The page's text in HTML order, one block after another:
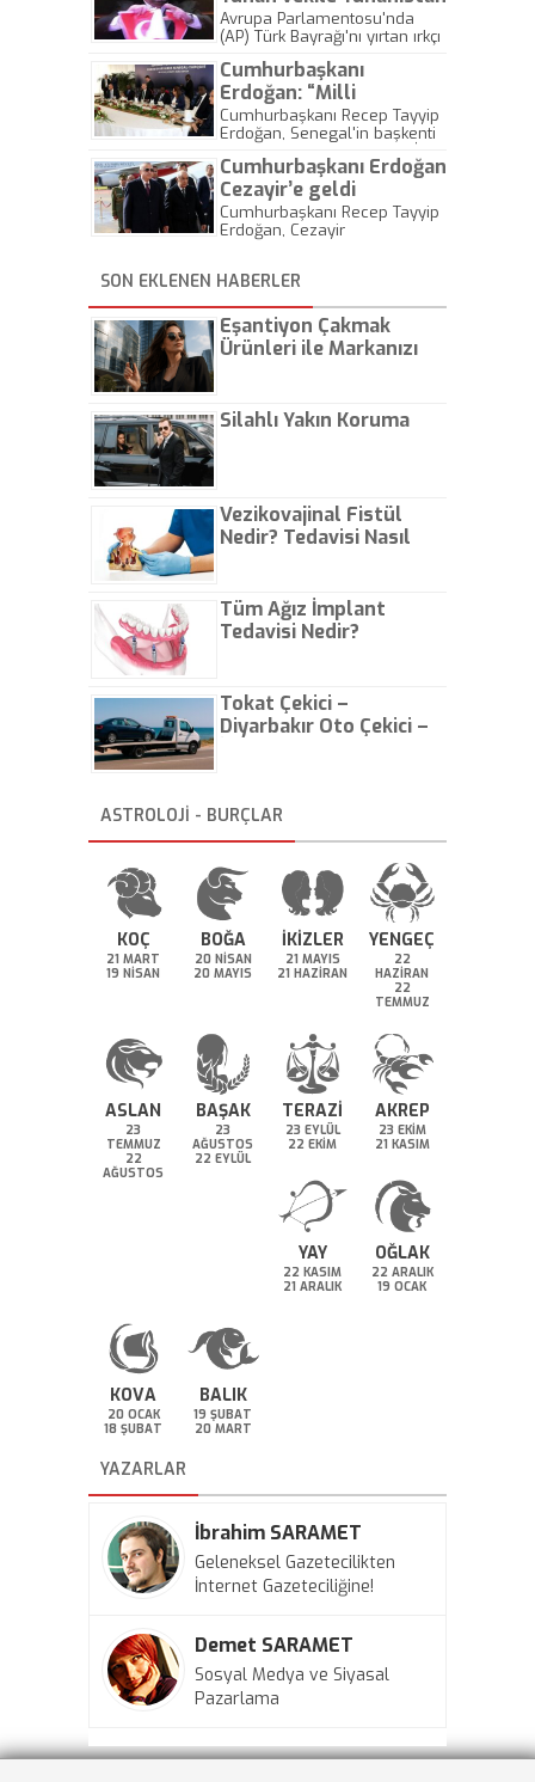
tedbiri madde madde açıkladı.
Dışişleri Bakanlığı’ndan
tepki!
Avrupa Parlamentosu'nda
(AP) Türk Bayrağı'nı yırtan ırkçı
Lagos'a bir tepki de
Yunanistan Dışişleri
Bakanlığı'ndan geldi. Yunan
Dışişleri Bakanlığı, "Olayı
şiddetle kınıyoruz" dedi.
Cumhurbaşkanı
Erdoğan: “Milli
gelirimizi 236 milyar
dolardan 950 milyar
dolarlara çıkardık”
Cumhurbaşkanı Recep Tayyip
Erdoğan, Senegal'in başkenti
Dakar'da Türkiye-Senegal İş
Forumu'nda yaptığı
konuşmada, "Milli gelirimizi
236 milyar dolardan 950
milyar dolarlara çıkardık" dedi.
Cumhurbaşkanı Erdoğan
Cezayir’e geldi
Cumhurbaşkanı Recep Tayyip
Erdoğan, Cezayir
havaalanında resmi törenle
karşılandı.
SON EKLENEN HABERLER
Eşantiyon Çakmak
Ürünleri ile Markanızı
Silahlı Yakın Koruma
Vezikovajinal Fistül
Nedir? Tedavisi Nasıl
Tüm Ağız İmplant
Tedavisi Nedir?
Tokat Çekici –
Diyarbakır Oto Çekici –
ASTROLOJİ - BURÇLAR
KOÇ
21 MART
19 NİSAN
BOĞA
20 NİSAN
20 MAYIS
İKİZLER
21 MAYIS
21 HAZİRAN
YENGEÇ
22
HAZİRAN
22
TEMMUZ
ASLAN
23
TEMMUZ
22
AĞUSTOS
BAŞAK
23
AĞUSTOS
22 EYLÜL
TERAZİ
23 EYLÜL
22 EKİM
AKREP
23 EKİM
21 KASIM
YAY
22 KASIM
21 ARALIK
OĞLAK
22 ARALIK
19 OCAK
KOVA
20 OCAK
18 ŞUBAT
BALIK
19 ŞUBAT
20 MART
YAZARLAR
İbrahim SARAMET
Geleneksel Gazetecilikten
İnternet Gazeteciliğine!
Demet SARAMET
Sosyal Medya ve Siyasal
Pazarlama